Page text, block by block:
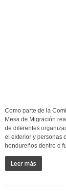
Como parte de la
Mesa de Migración
de diferentes
el exterior y personas
hondureños dentro o
Leer más